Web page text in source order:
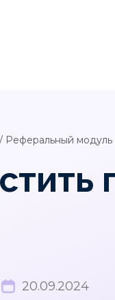
Реферальный модуль
20.09.2024